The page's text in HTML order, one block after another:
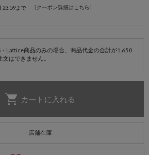
23:59まで [クーポン詳細はこちら]
Lattice商品のみの場合、商品代金の合計が1,650
はできません。
店舗在庫